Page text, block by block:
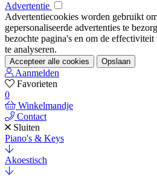
Advertentie
Advertentiecookies worden gebruikt
gepersonaliseerde advertenties te
bezochte pagina's en om de
te analyseren.
Accepteer alle cookies Opslaan
Aanmelden
Favorieten
0
Winkelmandje
Contact
Sluiten
Piano's & Keys
Akoestisch